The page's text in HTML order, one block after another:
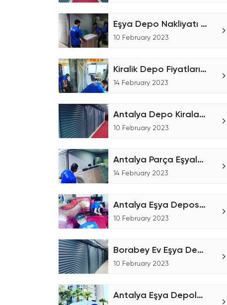
Eşya Depo Nakliyatı - Eşya Depolama
10 February 2023
Kiralik Depo Fiyatları Nasıl Hesaplanır?
14 February 2023
Antalya Depo Kiralama Şirketiyiz
10 February 2023
Antalya Parça Eşyalar için Nakliyat Hizmeti
14 February 2023
Antalya Eşya Deposu Nasıl Çalışır?
10 February 2023
Borabey Ev Eşya Depolama Tesisi
10 February 2023
Antalya Eşya Depolama Fiyatları